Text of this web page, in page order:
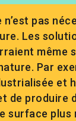
pas
Les
même
Par
et
de produire
surface plus